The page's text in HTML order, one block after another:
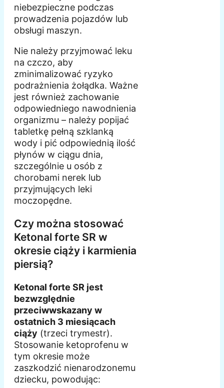
niebezpieczne podczas
prowadzenia pojazdów lub
obsługi maszyn.
Nie należy przyjmować leku
na czczo, aby
zminimalizować ryzyko
podrażnienia żołądka. Ważne
jest również zachowanie
odpowiedniego nawodnienia
organizmu – należy popijać
tabletkę pełną szklanką
wody i pić odpowiednią ilość
płynów w ciągu dnia,
szczególnie u osób z
chorobami nerek lub
przyjmujących leki
moczopędne.
Czy można stosować
Ketonal forte SR w
okresie ciąży i karmienia
piersią?
Ketonal forte SR jest
bezwzględnie
przeciwwskazany w
ostatnich 3 miesiącach
ciąży (trzeci trymestr).
Stosowanie ketoprofenu w
tym okresie może
zaszkodzić nienarodzonemu
dziecku, powodując: